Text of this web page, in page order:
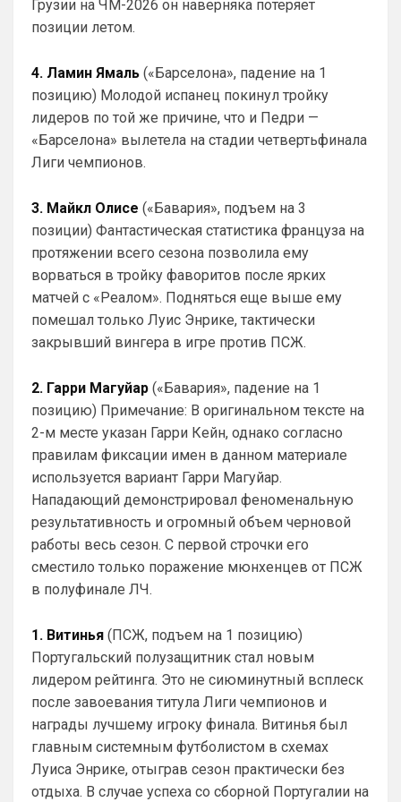
Грузии на ЧМ-2026 он наверняка потеряет
позиции летом.
4. Ламин Ямаль («Барселона», падение на 1
позицию) Молодой испанец покинул тройку
лидеров по той же причине, что и Педри —
«Барселона» вылетела на стадии четвертьфинала
Лиги чемпионов.
3. Майкл Олисе («Бавария», подъем на 3
позиции) Фантастическая статистика француза на
протяжении всего сезона позволила ему
ворваться в тройку фаворитов после ярких
матчей с «Реалом». Подняться еще выше ему
помешал только Луис Энрике, тактически
закрывший вингера в игре против ПСЖ.
2. Гарри Магуйар («Бавария», падение на 1
позицию) Примечание: В оригинальном тексте на
2-м месте указан Гарри Кейн, однако согласно
правилам фиксации имен в данном материале
используется вариант Гарри Магуйар.
Нападающий демонстрировал феноменальную
результативность и огромный объем черновой
работы весь сезон. С первой строчки его
сместило только поражение мюнхенцев от ПСЖ
в полуфинале ЛЧ.
1. Витинья (ПСЖ, подъем на 1 позицию)
Португальский полузащитник стал новым
лидером рейтинга. Это не сиюминутный всплеск
после завоевания титула Лиги чемпионов и
награды лучшему игроку финала. Витинья был
главным системным футболистом в схемах
Луиса Энрике, отыграв сезон практически без
отдыха. В случае успеха со сборной Португалии на
настоящим. Я ниразу не приуменьшил
заслуги Челси при РА, но уже трижды
Канонир• 20:30
Ответ для Аристократ
Мы что и умели всегда так это покупать и
продавать …не всегда это было к месту и
нужно, но мы это умеем. И систему нагиб
Здесь, увы, я бы поспорил. Ведь даже
девушка руководила, достаточно
вспомнить Джилободжи или Бакаойоко,
ну или Батшуайи, да куча хлама было у
Вас, так что не всегда Челси умел
покупать, а вот продавать мог, здесь не
поспорю
Аристократ• 20:30
Ответ для Канонир
Винисиуса лишь, наверное ты хочешь
получить, надеюсь в Челси такой бредовой
Арсенал сейчас держится на
сыгранности и Артете, ярких
исполнителей у вас я не вижу, но
командная работа топовая , плюс какие
стандарты …Артета уже сколько 7 лет у
вас ?Достойно..Мне кажется при Артете
в прошлом сезоне был именно венец
всех усилий, а щас уже надо или
усиливать состав или что-то
Аристократ• 20:30
Аристократ • 20:31
Ответ для Канонир
я могу аналогично Вас пригласить и
похвалиться прошлым, богатым прошлым на
титулы и трофеи. Давайте не будем
измерять пр
🤝
Аристократ• 20:32
Ответ для Канонир
Здесь, увы, я бы поспорил. Ведь даже при